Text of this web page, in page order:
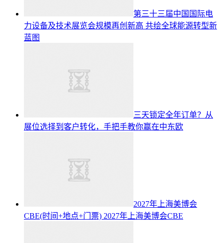
第三十三届中国国际电
力设备及技术展览会规模再创新高 共绘全球能源转型新
蓝图
三天锁定全年订单？从
展位选择到客户转化，手把手教你赢在中东欧
2027年上海美博会
CBE(时间+地点+门票) 2027年上海美博会CBE